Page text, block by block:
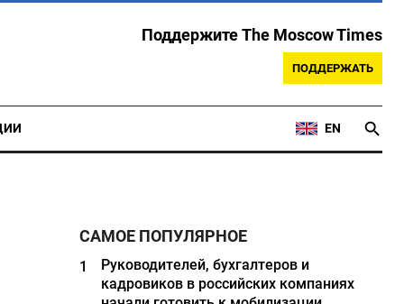
Поддержите The Moscow Times
ПОДДЕРЖАТЬ
EN
САМОЕ ПОПУЛЯРНОЕ
1
Руководителей, бухгалтеров и
кадровиков в российских компаниях